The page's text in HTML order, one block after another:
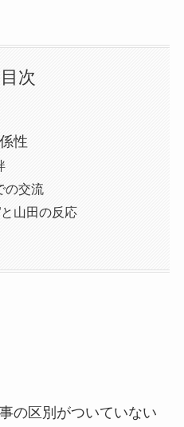
目次
性
の交流
山田の反応
の区別がついていない